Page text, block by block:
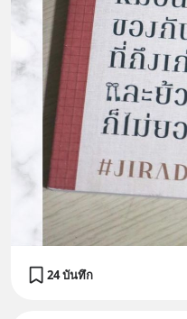
24 บันทึก